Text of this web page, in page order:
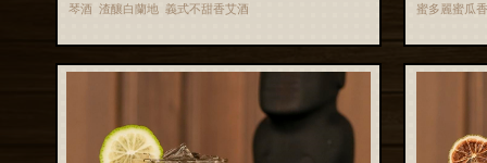
琴酒 渣釀白蘭地 義式不甜香艾酒 蜜多麗蜜瓜